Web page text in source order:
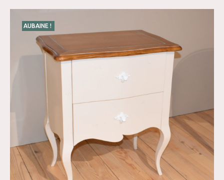
AUBAINE !